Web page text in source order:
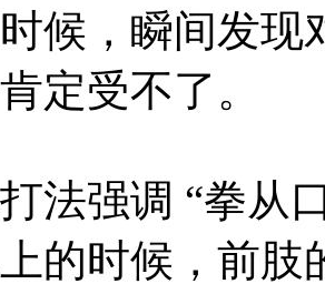
候，瞬间发现
定受不了。
强调 “拳从口
的时候，前肢